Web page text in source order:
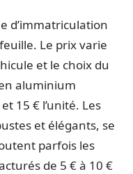
d’immatriculation
Le prix varie
et le choix du
aluminium
15 € l’unité. Les
et élégants, se
parfois les
de 5 € à 10 €